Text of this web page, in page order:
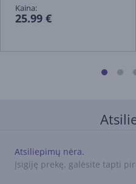
Kaina:
25.99 €
Atsiliepimų nėra.
Įsigiję prekę, galėsite tapti